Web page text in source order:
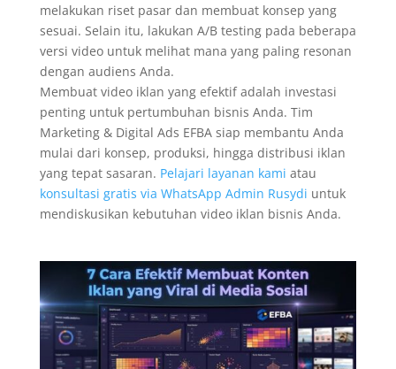
melakukan riset pasar dan membuat konsep yang
sesuai. Selain itu, lakukan A/B testing pada beberapa
versi video untuk melihat mana yang paling resonan
dengan audiens Anda.
Membuat video iklan yang efektif adalah investasi
penting untuk pertumbuhan bisnis Anda. Tim
Marketing & Digital Ads EFBA siap membantu Anda
mulai dari konsep, produksi, hingga distribusi iklan
yang tepat sasaran. Pelajari layanan kami atau
konsultasi gratis via WhatsApp Admin Rusydi untuk
mendiskusikan kebutuhan video iklan bisnis Anda.